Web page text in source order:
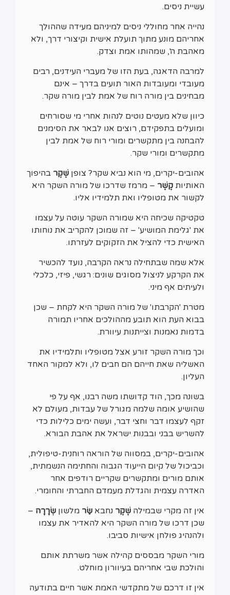
עשיית ניסים.
נהייה אחר מחוללי ניסים למיניהם מעידה שההולך
אחריהם מונע מתוך תועלת אישית וקיצורי דרך, ולא
מאהבת ה', שמהותו אמת וצדק.
למרבה הדאגה, בעת הזו של מעברי העידנים, רבים
מעובדי ומעובדות האור תועים בדרך – אינם
מבחינים בין מורה רוח של אמת לבין מורה שקר.
כיוון שלא מעטים נוטים לנהות אחרי מי שסורחים
ומועלים בתפקידם, רוצים אנו לבאר את הסימנים
להבחנה בין מתקשרים ומורי רוח של אמת לבין
מתקשרים ומורי שקר.
אהובים-יקרים, מי הוא נביא שקר? צופן שֶׁקֶר בהיפוך
האותיות קֶשֶׁר – מרמז שדרכו של מורה השקר היא
לקשור את מטופליו ואת תלמידיו אליו.
טקטיקה שכיחה היא שמורה השקר עוטה על עצמו
את 'גלימת המושיע' – זה שמוכן להקריב את נוחותו
האישית כדי להציל את הזקוקים לעזרתו.
אלא שמה שבתחילה נראה הקרבה, נועד להכשיר
את הקרקע לניצול מסוגים שונים: רגשי, פיזי, כלכלי
ולעיתים אף מיני.
מטרת 'הקרבתו' של מורה השקר היא לקחת – שכן
בבוא העת הוא תובע מההולכים אחריו תמורה
בדמות נאמנות וצייתנות עיוורת.
וכך מורה השקר זורע אצל מטופליו ותלמידיו את
האשליה שאת חייהם הם חבים לו, ולא למקור האחד
העליון.
בשונה מכך, הוד קדושתו משה רבנו, אף על פי
שהושיע אומה שלמה מגורל של עבדות, מעולם לא
זקף לעצמו דבר וחצי דבר, ועשה ימים כלילות כדי
להשריש בבני ובבנות ישראל את אהבת הבורא.
אהובים-יקרים, במסווה של הוראה רוחנית-טיפולית,
וכביכול של קיום הייעוד הגבוה והחתימה הנשמתית,
אותם מורים ומתקשרים שקריים רודפים אחר
האדרה עצמית והגדלת מעמדם החברתי והחומרי.
אין זה מקרי שבמילה שֶׁקֶר נחבא שַׂר מלשון שְׂרָרָה –
שכן דרכו של מורה השקר היא להאדיר את עצמו
ולהנהיג פולחן אישיות סביבו.
מורי השקר מבססים קהילה אשר משרתת אותם
והולכת שבי אחריהם בעיוורון מוחלט.
אין זו דרכם של מתקדשי האמת אשר חיים בתודעה